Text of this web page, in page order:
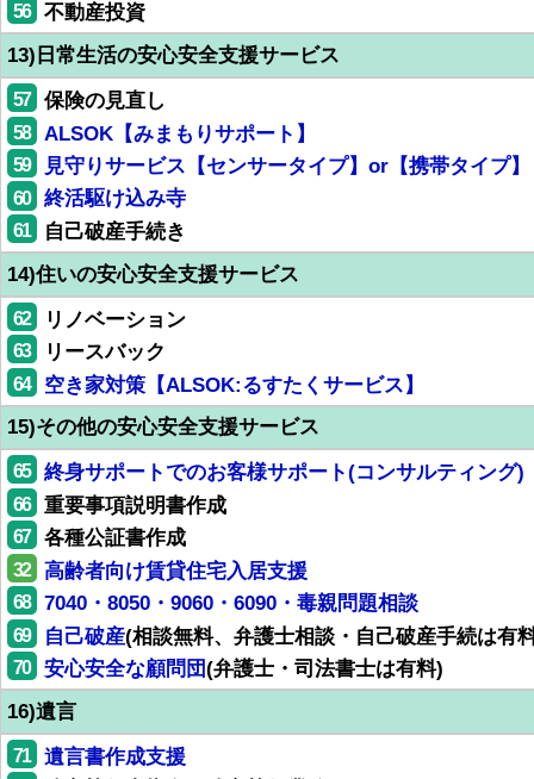
56
不動産投資
13)日常生活の安心安全支援サービス
57 保険の見直し
58 ALSOK【みまもりサポート】
59 見守りサービス【センサータイプ】or【携帯タイプ】
60 終活駆け込み寺
61
自己破産手続き
14)住いの安心安全支援サービス
62 リノベーション
63 リースバック
64
空き家対策【ALSOK:るすたくサービス】
15)その他の安心安全支援サービス
65 終身サポートでのお客様サポート(コンサルティング)
66 重要事項説明書作成
67 各種公証書作成
32 高齢者向け賃貸住宅入居支援
68 7040・8050・9060・6090・毒親問題相談
69 自己破産(相談無料、弁護士相談・自己破産手続は有
70 安心安全な顧問団(弁護士・司法書士は有料)
16)遺言
71 遺言書作成支援